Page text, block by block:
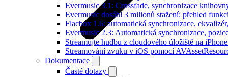
Evermusic 3.1: Crossfade, synchronizace
Evermusic dosáhl 3 milionů stažení: přehled
Flacbox 1.6: automatická synchronizace,
Evermusic 2.3: Automatická synchronizace,
Streamujte hudbu z cloudového úložiště na
Streamování zvuku v iOS pomocí
Dokumentace
Časté dotazy